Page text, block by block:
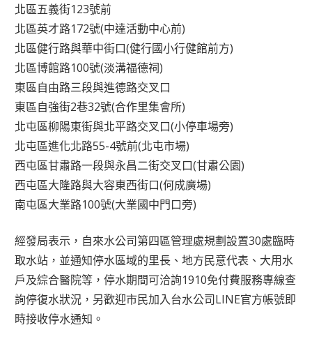
北區五義街123號前
北區英才路172號(中達活動中心前)
北區健行路與華中街口(健行國小行健館前方)
北區博館路100號(淡溝福德祠)
東區自由路三段與進德路交叉口
東區自強街2巷32號(合作里集會所)
北屯區柳陽東街與北平路交叉口(小停車場旁)
北屯區進化北路55-4號前(北屯市場)
西屯區甘肅路一段與永昌二街交叉口(甘肅公園)
西屯區大隆路與大容東西街口(何成廣場)
南屯區大業路100號(大業國中門口旁)
經發局表示，自來水公司第四區管理處規劃設置30處臨時
取水站，並通知停水區域的里長、地方民意代表、大用水
戶及綜合醫院等，停水期間可洽詢1910免付費服務專線查
詢停復水狀況，另歡迎市民加入台水公司LINE官方帳號即
時接收停水通知。